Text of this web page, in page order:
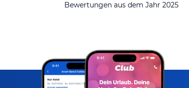
Bewertungen aus dem Jahr 2025